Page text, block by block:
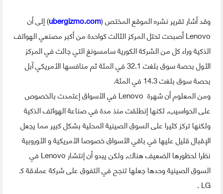
وقد أشار تقرير نشره الموقع المختص (ubergizmo.com) إلى أن
Lenovo أصبحت تحتل المركز الثالت كواحدة من أكبر مصنعي الهواتف
الذكية وراء كل من الشركة الكورية سامسونغ التي جائت في المركز
الأول بحصة سوق بلغت 32.1 في المئة ثم منافسها الأمريكي آبل
بحصة سوق بلغت 14.3 في المئة.
ومن المعلوم أن شهرة Lenovo في الأسواق إعتمدت بالخصوص
على الحواسيب, لكنها إنطلقت منذ مدة في صناعة الهواتف الذكية
ولكنها تركز كثيرا على السوق الصينية المحلية بشكل كبير مما يجعل
الإقبال قليل عليها في باقي الأسواق خصوصا الأمريكية و الأوروبية
نظرا لحظورها الضعيف هناك, ولكن يبدو أن إنتشار Lenovo في
السوق الصينية وحدها جعلها تنجح في التفوق على شركة عملاقة كـ
LG .